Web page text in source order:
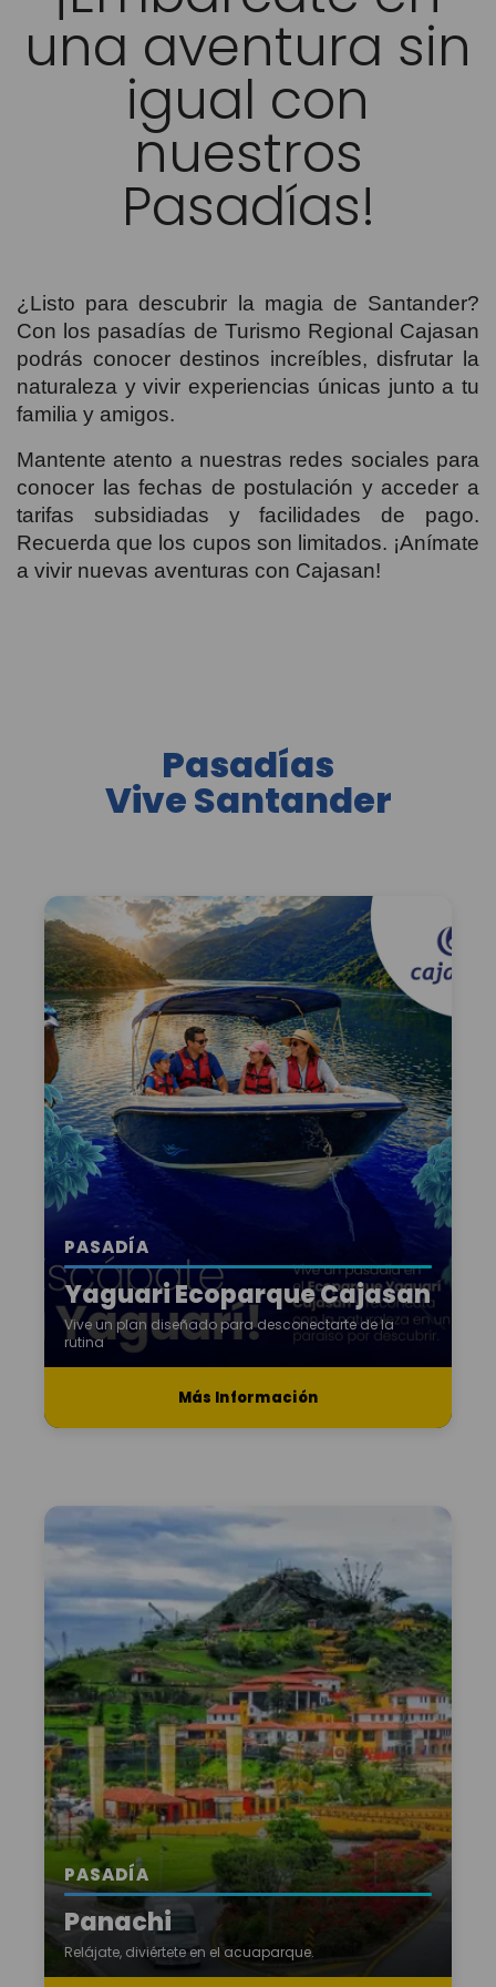
una aventura sin
igual con
nuestros
Pasadías!
¿Listo para descubrir la magia de Santander?
Con los pasadías de Turismo Regional Cajasan
podrás conocer destinos increíbles, disfrutar la
naturaleza y vivir experiencias únicas junto a tu
familia y amigos.
Mantente atento a nuestras redes sociales para
conocer las fechas de postulación y acceder a
tarifas subsidiadas y facilidades de pago.
Recuerda que los cupos son limitados. ¡Anímate
a vivir nuevas aventuras con Cajasan!
Pasadías
Vive Santander
PASADÍA
Yaguari Ecoparque Cajasan
Vive un plan diseñado para desconectarte de la
rutina
Más Información
PASADÍA
Panachi
Relájate, diviértete en el acuaparque.